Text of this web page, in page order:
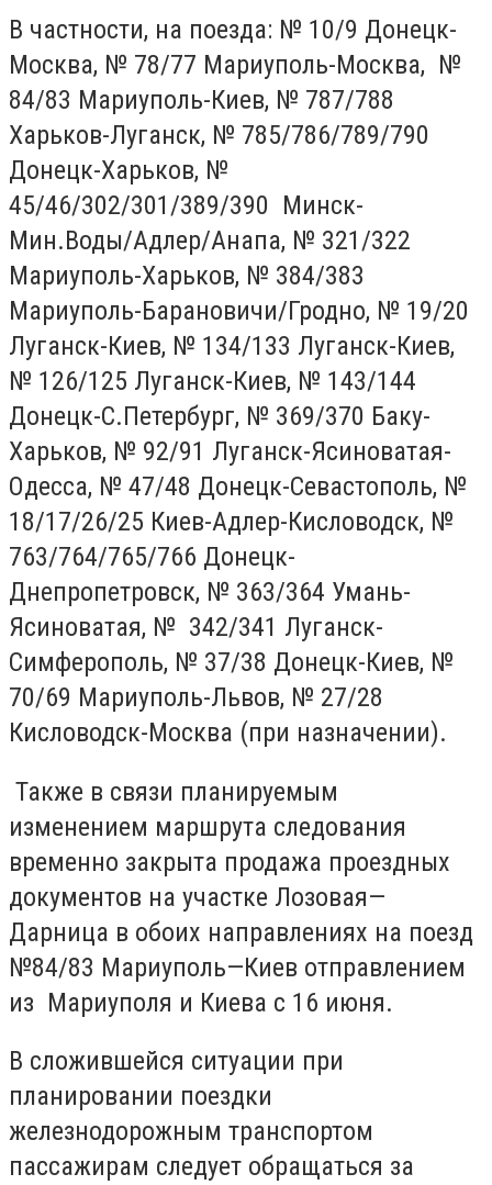
В частности, на поезда: № 10/9 Донецк-
Москва, № 78/77 Мариуполь-Москва, №
84/83 Мариуполь-Киев, № 787/788
Харьков-Луганск, № 785/786/789/790
Донецк-Харьков, №
45/46/302/301/389/390 Минск-
Мин.Воды/Адлер/Анапа, № 321/322
Мариуполь-Харьков, № 384/383
Мариуполь-Барановичи/Гродно, № 19/20
Луганск-Киев, № 134/133 Луганск-Киев,
№ 126/125 Луганск-Киев, № 143/144
Донецк-С.Петербург, № 369/370 Баку-
Харьков, № 92/91 Луганск-Ясиноватая-
Одесса, № 47/48 Донецк-Севастополь, №
18/17/26/25 Киев-Адлер-Кисловодск, №
763/764/765/766 Донецк-
Днепропетровск, № 363/364 Умань-
Ясиноватая, № 342/341 Луганск-
Симферополь, № 37/38 Донецк-Киев, №
70/69 Мариуполь-Львов, № 27/28
Кисловодск-Москва (при назначении).
Также в связи планируемым
изменением маршрута следования
временно закрыта продажа проездных
документов на участке Лозовая—
Дарница в обоих направлениях на поезд
№84/83 Мариуполь—Киев отправлением
из Мариуполя и Киева с 16 июня.
В сложившейся ситуации при
планировании поездки
железнодорожным транспортом
пассажирам следует обращаться за